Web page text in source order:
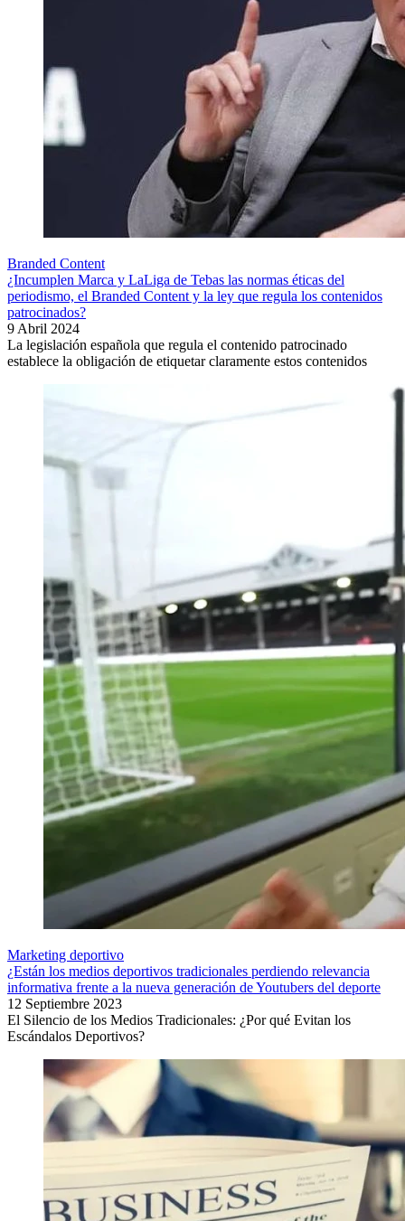
Branded Content
¿Incumplen Marca y LaLiga de Tebas las normas éticas del
periodismo, el Branded Content y la ley que regula los contenidos
patrocinados?
9 Abril 2024
La legislación española que regula el contenido patrocinado
establece la obligación de etiquetar claramente estos contenidos
Marketing deportivo
¿Están los medios deportivos tradicionales perdiendo relevancia
informativa frente a la nueva generación de Youtubers del deporte
12 Septiembre 2023
El Silencio de los Medios Tradicionales: ¿Por qué Evitan los
Escándalos Deportivos?